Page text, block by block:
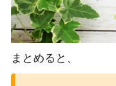
まとめると、